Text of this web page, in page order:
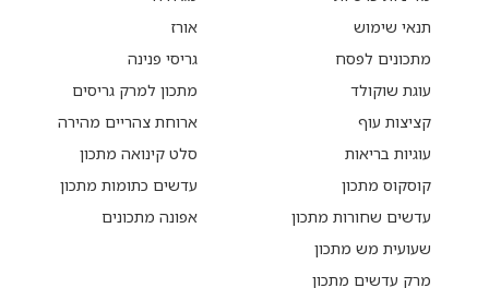
תנאי שימוש
מתכונים לפסח
עוגת שוקולד
קציצות עוף
עוגיות בריאות
קוסקוס מתכון
עדשים שחורות מתכון
שעועית מש מתכון
מרק עדשים מתכון
אורז
גריסי פנינה
מתכון למרק גריסים
ארוחת צהריים מהירה
סלט קינואה מתכון
עדשים כתומות מתכון
אפונה מתכונים